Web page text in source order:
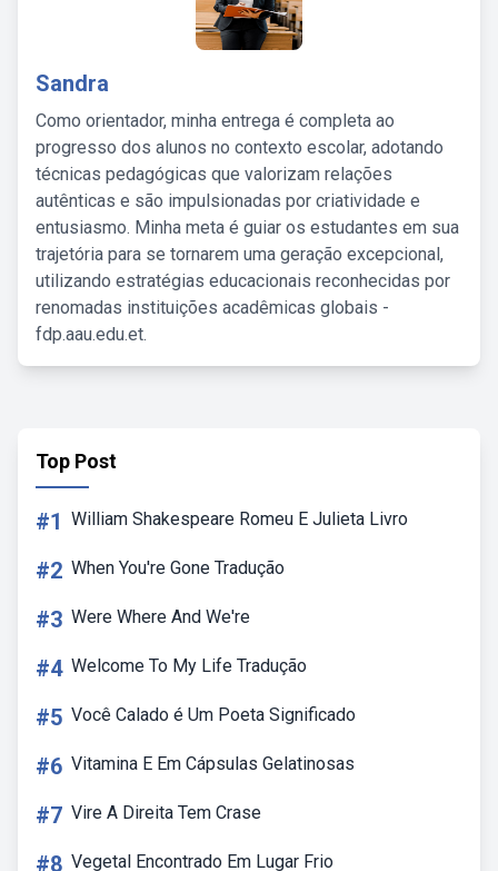
Sandra
Como orientador, minha entrega é completa ao
progresso dos alunos no contexto escolar, adotando
técnicas pedagógicas que valorizam relações
autênticas e são impulsionadas por criatividade e
entusiasmo. Minha meta é guiar os estudantes em sua
trajetória para se tornarem uma geração excepcional,
utilizando estratégias educacionais reconhecidas por
renomadas instituições acadêmicas globais -
fdp.aau.edu.et.
Top Post
#1 William Shakespeare Romeu E Julieta Livro
#2 When You're Gone Tradução
#3 Were Where And We're
#4 Welcome To My Life Tradução
#5 Você Calado é Um Poeta Significado
#6 Vitamina E Em Cápsulas Gelatinosas
#7 Vire A Direita Tem Crase
#8 Vegetal Encontrado Em Lugar Frio